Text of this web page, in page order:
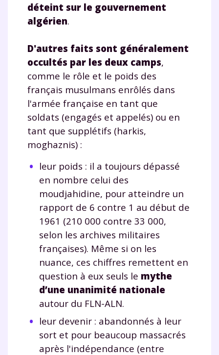
déteint sur le gouvernement
algérien.
D'autres faits sont généralement
occultés par les deux camps,
comme le rôle et le poids des
français musulmans enrôlés dans
l'armée française en tant que
soldats (engagés et appelés) ou en
tant que supplétifs (harkis,
moghaznis) :
leur poids : il a toujours dépassé
en nombre celui des
moudjahidine, pour atteindre un
rapport de 6 contre 1 au début de
1961 (210 000 contre 33 000,
selon les archives militaires
françaises). Même si on les
nuance, ces chiffres remettent en
question à eux seuls le mythe
d’une unanimité nationale
autour du FLN-ALN.
leur devenir : abandonnés à leur
sort et pour beaucoup massacrés
après l'indépendance (entre